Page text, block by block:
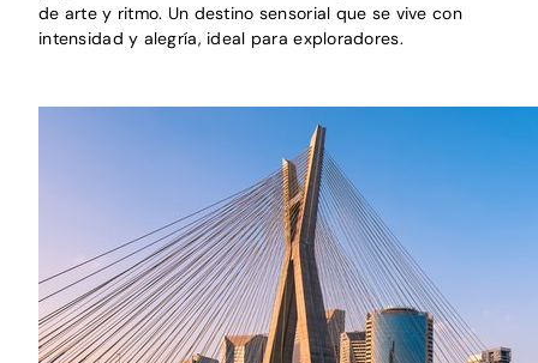
de arte y ritmo. Un destino sensorial que se vive con
intensidad y alegría, ideal para exploradores.